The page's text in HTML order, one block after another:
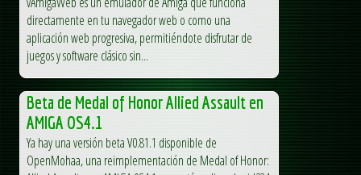
directamente en tu navegador web o como una
aplicación web progresiva, permitiéndote disfrutar de
juegos y software clásico sin...
Beta de Medal of Honor Allied Assault en
AMIGA OS4.1
Ya hay una versión beta V0.81.1 disponible de
OpenMohaa, una reimplementación de Medal of Honor: